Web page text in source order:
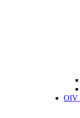
OIV